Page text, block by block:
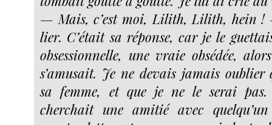
— Mais, c’est moi, Lilith, Lilith, hein !
lier. C’était sa réponse, car je le
obsessionnelle, une vraie obsédée,
s’amusait. Je ne devais jamais oublier
sa femme, et que je ne le serai
cherchait une amitié avec